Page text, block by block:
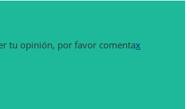
tu opinión, por favor comentax